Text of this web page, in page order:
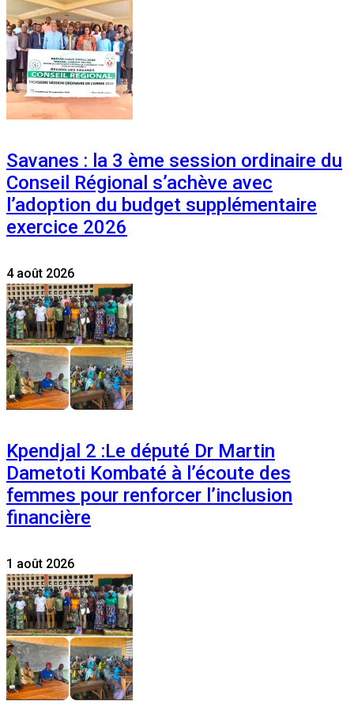
Savanes : la 3 ème session ordinaire du
Conseil Régional s’achève avec
l’adoption du budget supplémentaire
exercice 2026
4 août 2026
Kpendjal 2 :Le député Dr Martin
Dametoti Kombaté à l’écoute des
femmes pour renforcer l’inclusion
financière
1 août 2026